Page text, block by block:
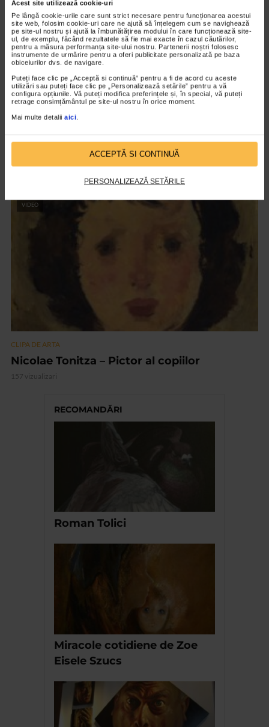
Acest site utilizează cookie-uri
Pe lângă cookie-urile care sunt strict necesare pentru funcționarea acestui
site web, folosim cookie-uri care ne ajută să înțelegem cum se navighează
pe site-ul nostru și ajută la îmbunătățirea modului în care funcționează site-
ul, de exemplu, făcând rezultatele să fie mai exacte în cazul căutărilor,
pentru a măsura performanța site-ului nostru. Partenerii noștri folosesc
instrumente de urmărire pentru a oferi publicitate personalizată pe baza
obiceiurilor dvs. de navigare.
Puteți face clic pe „Acceptă si continuă” pentru a fi de acord cu aceste
utilizări sau puteți face clic pe „Personalizează setările” pentru a vă
configura opțiunile. Vă puteți modifica preferințele și, în special, vă puteți
retrage consimțământul pe site-ul nostru în orice moment.
Mai multe detalii aici
ACCEPTĂ SI CONTINUĂ
PERSONALIZEAZĂ SETĂRILE
ARTS and ARTISTS. Floriama Cândea –
„Invisible Garden #2”
VIDEO
CLIPA DE ARTA
Nicolae Tonitza – Pictor al copiilor
157 vizualizari
RECOMANDĂRI
Roman Tolici
Miracole cotidiene de Zoe
Eisele Szucs